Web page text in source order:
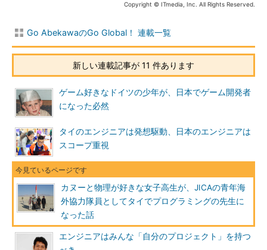
Copyright © ITmedia, Inc. All Rights Reserved.
Go AbekawaのGo Global！ 連載一覧
新しい連載記事が 11 件あります
ゲーム好きなドイツの少年が、日本でゲーム開発者
になった必然
タイのエンジニアは発想駆動、日本のエンジニアは
スコープ重視
カヌーと物理が好きな女子高生が、JICAの青年海
外協力隊員としてタイでプログラミングの先生に
なった話
エンジニアはみんな「自分のプロジェクト」を持つ